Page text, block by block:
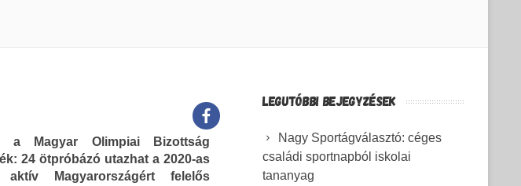
a Magyar Olimpiai Bizottság
24 ötpróbázó utazhat a 2020-as
Magyarországért felelős
LEGUTÓBBI BEJEGYZÉSEK
Nagy Sportágválasztó: céges
családi sportnapból iskolai
tananyag